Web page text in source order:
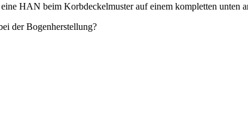
HAN beim Korbdeckelmuster auf einem kompletten unten
der Bogenherstellung?